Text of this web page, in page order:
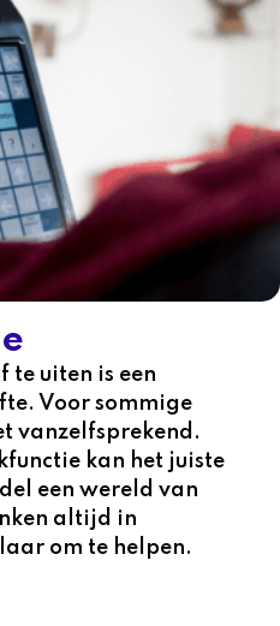
te uiten is een
Voor sommige
vanzelfsprekend.
kan het juiste
een wereld van
altijd in
om te helpen.